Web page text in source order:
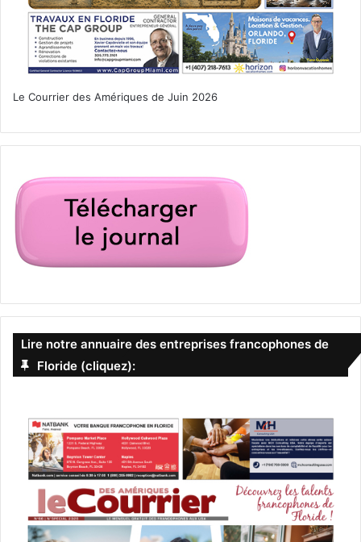
Le Courrier des Amériques de Juin 2026
Lire notre annuaire des entreprises francophones de
Floride (cliquez):